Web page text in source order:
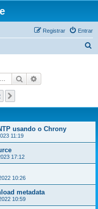
Entrar
Registrar
r
Pesquisar
usando o Chrony
11:19
17:12
10:26
metadata
10:59